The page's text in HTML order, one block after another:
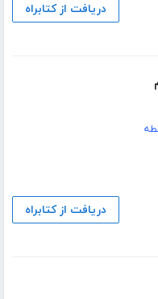
دریافت از کتابراه
دریافت از کتابراه